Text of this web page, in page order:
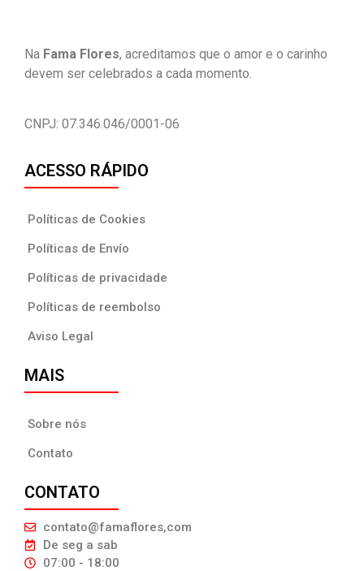
Na Fama Flores, acreditamos que o amor e o carinho
devem ser celebrados a cada momento.
CNPJ: 07.346.046/0001-06
ACESSO RÁPIDO
Políticas de Cookies
Políticas de Envío
Políticas de privacidade
Políticas de reembolso
Aviso Legal
MAIS
Sobre nós
Contato
CONTATO
contato@famaflores,com
De seg a sab
07:00 - 18:00